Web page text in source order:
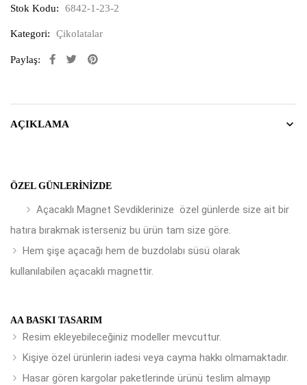
Stok Kodu: 6842-1-23-2
Kategori: Çikolatalar
Paylaş:
AÇIKLAMA
ÖZEL GÜNLERINIZDE
Açacaklı Magnet Sevdiklerinize özel günlerde size ait bir
hatıra bırakmak isterseniz bu ürün tam size göre.
Hem şişe açacağı hem de buzdolabı süsü olarak
kullanılabilen açacaklı magnettir.
AA BASKI TASARIM
Resim ekleyebileceğiniz modeller mevcuttur.
Kişiye özel ürünlerin iadesi veya cayma hakkı olmamaktadır.
Hasar gören kargolar paketlerinde ürünü teslim almayıp